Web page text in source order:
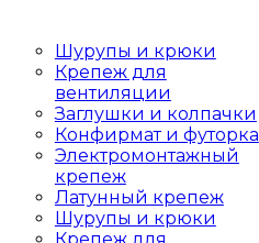
Шурупы и крюки
Крепеж для
вентиляции
Заглушки и колпачки
Конфирмат и футорка
Электромонтажный
крепеж
Латунный крепеж
Шурупы и крюки